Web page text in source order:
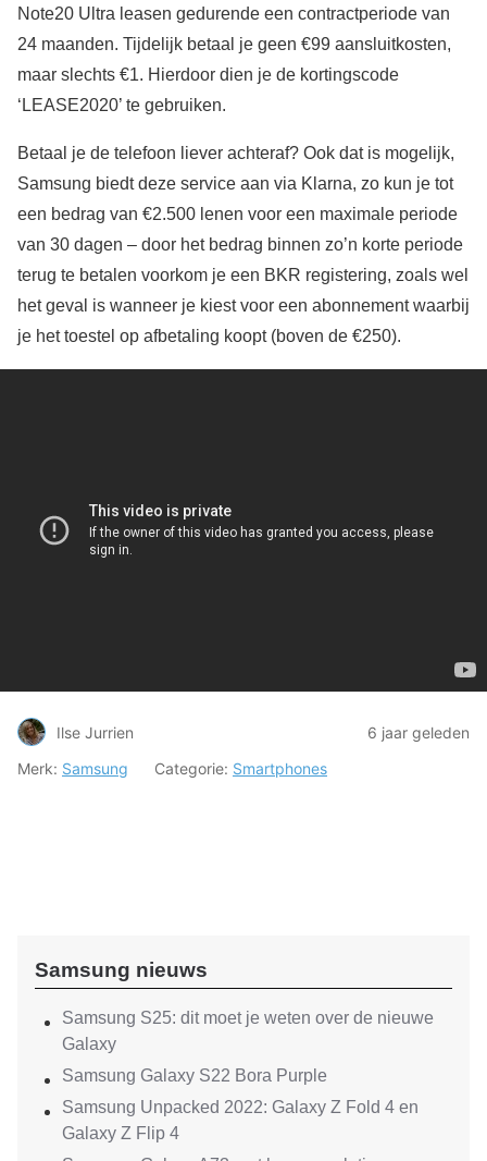
Note20 Ultra leasen gedurende een contractperiode van
24 maanden. Tijdelijk betaal je geen €99 aansluitkosten,
maar slechts €1. Hierdoor dien je de kortingscode
‘LEASE2020’ te gebruiken.
Betaal je de telefoon liever achteraf? Ook dat is mogelijk,
Samsung biedt deze service aan via Klarna, zo kun je tot
een bedrag van €2.500 lenen voor een maximale periode
van 30 dagen – door het bedrag binnen zo’n korte periode
terug te betalen voorkom je een BKR registering, zoals wel
het geval is wanneer je kiest voor een abonnement waarbij
je het toestel op afbetaling koopt (boven de €250).
Ilse Jurrien
6 jaar geleden
Merk: Samsung Categorie: Smartphones
Samsung nieuws
Samsung S25: dit moet je weten over de nieuwe
Galaxy
Samsung Galaxy S22 Bora Purple
Samsung Unpacked 2022: Galaxy Z Fold 4 en
Galaxy Z Flip 4